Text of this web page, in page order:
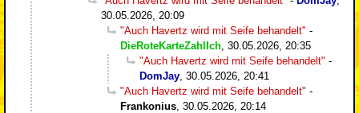
30.05.2026, 20:09
"Auch Havertz wird mit Seife behandelt" -
DieRoteKarteZahlIch 30.05.2026, 20:35
"Auch Havertz wird mit Seife behandelt" -
DomJay 30.05.2026, 20:41
"Auch Havertz wird mit Seife behandelt" -
Frankonius 30.05.2026, 20:14